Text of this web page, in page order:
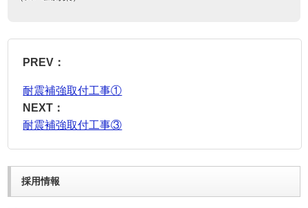
PREV：
耐震補強取付工事①
NEXT：
耐震補強取付工事③
採用情報